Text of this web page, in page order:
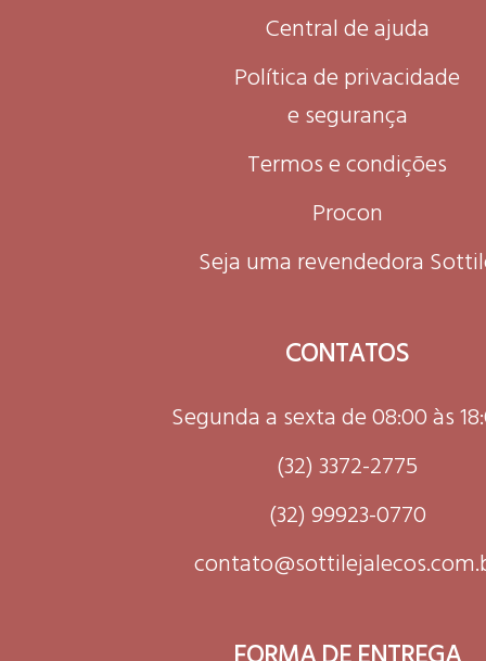
Central de ajuda
Política de privacidade
e segurança
Termos e condições
Procon
Seja uma revendedora
CONTATOS
Segunda a sexta de 08:00 às
(32) 3372-2775
(32) 99923-0770